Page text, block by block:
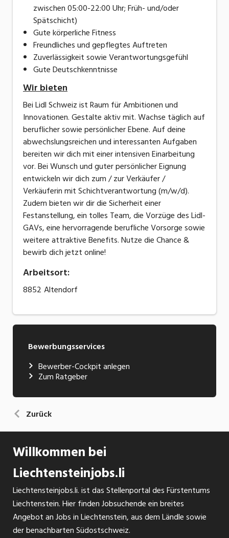
zwischen 05:00-22:00 Uhr; Früh- und/oder
Spätschicht)
Gute körperliche Fitness
Freundliches und gepflegtes Auftreten
Zuverlässigkeit sowie Verantwortungsgefühl
Gute Deutschkenntnisse
Wir bieten
Bei Lidl Schweiz ist Raum für Ambitionen und
Innovationen. Gestalte aktiv mit. Wachse täglich auf
beruflicher sowie persönlicher Ebene. Auf deine
abwechslungsreichen und interessanten Aufgaben
bereiten wir dich mit einer intensiven Einarbeitung
vor. Bei Wunsch und guter persönlicher Eignung
entwickeln wir dich zum / zur Verkäufer /
Verkäuferin mit Schichtverantwortung (m/w/d).
Zudem bieten wir dir die Sicherheit einer
Festanstellung, ein tolles Team, die Vorzüge des Lidl-
GAVs, eine hervorragende berufliche Vorsorge sowie
weitere attraktive Benefits. Nutze die Chance &
bewirb dich jetzt online!
Arbeitsort:
8852 Altendorf
Bewerbungsservices
Bewerber-Cockpit anlegen
Zum Ratgeber
Zurück
Willkommen bei
Liechtensteinjobs.li
Liechtensteinjobs.li. ist das Stellenportal des Fürstentums
Liechtenstein. Hier finden Jobsuchende ein breites
Angebot an Jobs in Liechtenstein, aus dem Ländle sowie
der benachbarten Südostschweiz.